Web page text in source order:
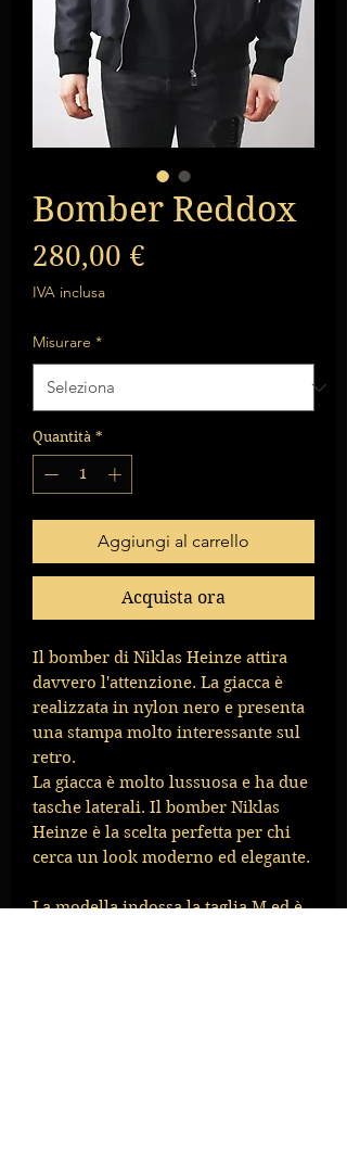
Bomber Reddox
280,00 €
IVA inclusa
Misurare *
Quantità *
Aggiungi al carrello
Acquista ora
Il bomber di Niklas Heinze attira
davvero l'attenzione. La giacca è
realizzata in nylon nero e presenta
una stampa molto interessante sul
retro.
La giacca è molto lussuosa e ha due
tasche laterali. Il bomber Niklas
Heinze è la scelta perfetta per chi
cerca un look moderno ed elegante.
La modella indossa la taglia M ed è